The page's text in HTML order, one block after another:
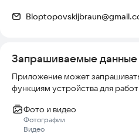
Запрашиваемые данные
Приложение может
функциям устройства для
Фото и видео
Фотографии
Видео